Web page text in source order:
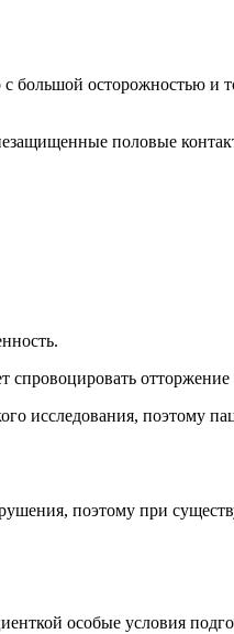
осторожностью и
половые
исследования, поэтому
поэтому при
особые условия